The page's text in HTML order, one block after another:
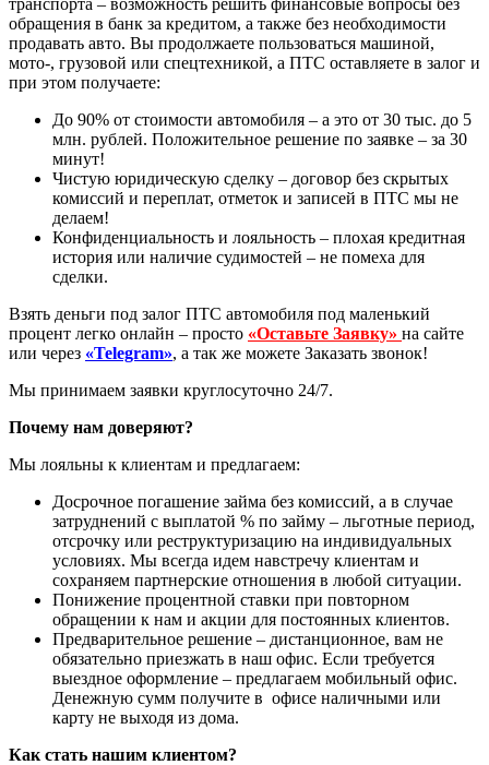
обращения в банк за кредитом, а также без необходимости
продавать авто. Вы продолжаете пользоваться машиной,
мото-, грузовой или спецтехникой, а ПТС оставляете в залог и
при этом получаете:
До 90% от стоимости автомобиля – а это от 30 тыс. до 5
млн. рублей. Положительное решение по заявке – за 30
минут!
Чистую юридическую сделку – договор без скрытых
комиссий и переплат, отметок и записей в ПТС мы не
делаем!
Конфиденциальность и лояльность – плохая кредитная
история или наличие судимостей – не помеха для
сделки.
Взять деньги под залог ПТС автомобиля под маленький
процент легко онлайн – просто «Оставьте Заявку» на сайте
или через «Telegram», а так же можете Заказать звонок!
Мы принимаем заявки круглосуточно 24/7.
Почему нам доверяют?
Мы лояльны к клиентам и предлагаем:
Досрочное погашение займа без комиссий, а в случае
затруднений с выплатой % по займу – льготные период,
отсрочку или реструктуризацию на индивидуальных
условиях. Мы всегда идем навстречу клиентам и
сохраняем партнерские отношения в любой ситуации.
Понижение процентной ставки при повторном
обращении к нам и акции для постоянных клиентов.
Предварительное решение – дистанционное, вам не
обязательно приезжать в наш офис. Если требуется
выездное оформление – предлагаем мобильный офис.
Денежную сумм получите в офисе наличными или
карту не выходя из дома.
Как стать нашим клиентом?